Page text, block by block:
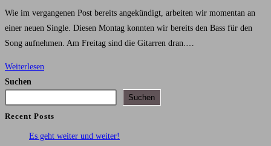
AN
ANIMAL‘
Wie im vergangenen Post bereits angekündigt, arbeiten wir momentan an
einer neuen Single. Diesen Montag konnten wir bereits den Bass für den
Song aufnehmen. Am Freitag sind die Gitarren dran.…
Weiterlesen
Suchen
Suchen
Recent Posts
Es geht weiter und weiter!